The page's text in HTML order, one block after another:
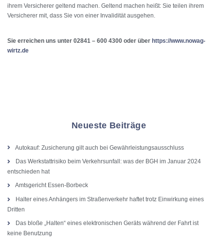
ihrem Versicherer geltend machen. Geltend machen heißt: Sie teilen ihrem
Versicherer mit, dass Sie von einer Invalidität ausgehen.
Sie erreichen uns unter 02841 – 600 4300 oder über https://www.nowag-
wirtz.de
Neueste Beiträge
Autokauf: Zusicherung gilt auch bei Gewährleistungsausschluss
Das Werkstattrisiko beim Verkehrsunfall: was der BGH im Januar 2024
entschieden hat
Amtsgericht Essen-Borbeck
Halter eines Anhängers im Straßenverkehr haftet trotz Einwirkung eines
Dritten
Das bloße „Halten“ eines elektronischen Geräts während der Fahrt ist
keine Benutzung